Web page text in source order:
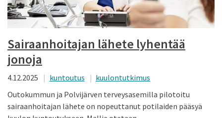
Sairaanhoitajan lähete lyhentää
jonoja
4.12.2025 kuntoutus
kuulontutkimus
Outokummun ja Polvijärven terveysasemilla pilotoitu
sairaanhoitajan lähete on nopeuttanut potilaiden pääsyä